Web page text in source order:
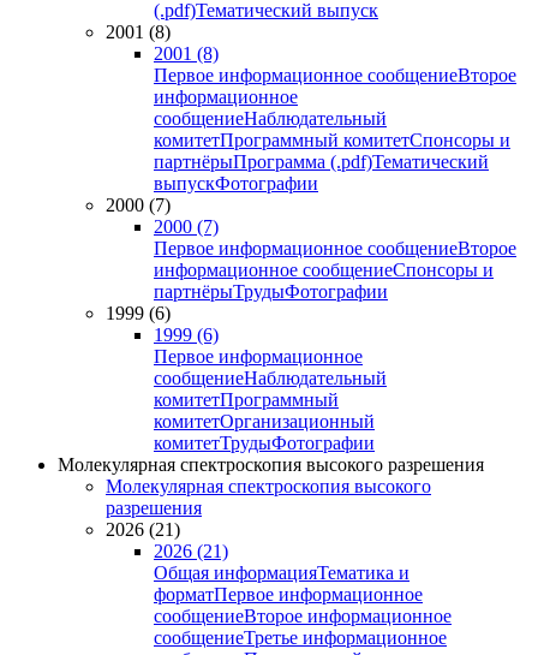
(.pdf)Тематический выпуск
2001 (8)
2001 (8)
Первое информационное сообщениеВторое
информационное
сообщениеНаблюдательный
комитетПрограммный комитетСпонсоры и
партнёрыПрограмма (.pdf)Тематический
выпускФотографии
2000 (7)
2000 (7)
Первое информационное сообщениеВторое
информационное сообщениеСпонсоры и
партнёрыТрудыФотографии
1999 (6)
1999 (6)
Первое информационное
сообщениеНаблюдательный
комитетПрограммный
комитетОрганизационный
комитетТрудыФотографии
Молекулярная спектроскопия высокого разрешения
Молекулярная спектроскопия высокого
разрешения
2026 (21)
2026 (21)
Общая информацияТематика и
форматПервое информационное
сообщениеВторое информационное
сообщениеТретье информационное